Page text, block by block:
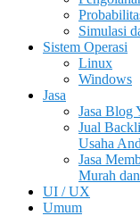
Simulasi
Sistem Operasi
Linux
Windows
Jasa
Jasa Blog
Jual
Usaha
Jasa
Murah
UI / UX
Umum